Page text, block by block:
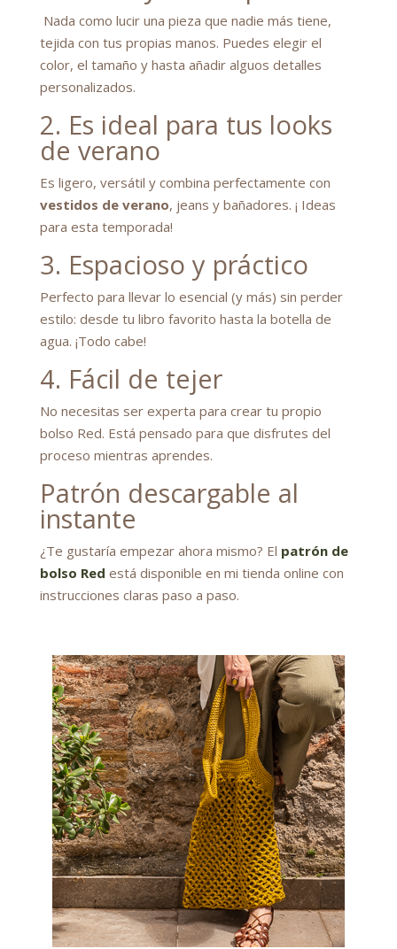
Nada como lucir una pieza que nadie más tiene,
tejida con tus propias manos. Puedes elegir el
color, el tamaño y hasta añadir alguos detalles
personalizados.
2. Es ideal para tus looks
de verano
Es ligero, versátil y combina perfectamente con
vestidos de verano, jeans y bañadores. ¡ Ideas
para esta temporada!
3. Espacioso y práctico
Perfecto para llevar lo esencial (y más) sin perder
estilo: desde tu libro favorito hasta la botella de
agua. ¡Todo cabe!
4. Fácil de tejer
No necesitas ser experta para crear tu propio
bolso Red. Está pensado para que disfrutes del
proceso mientras aprendes.
Patrón descargable al
instante
¿Te gustaría empezar ahora mismo? El patrón de
bolso Red está disponible en mi tienda online con
instrucciones claras paso a paso.